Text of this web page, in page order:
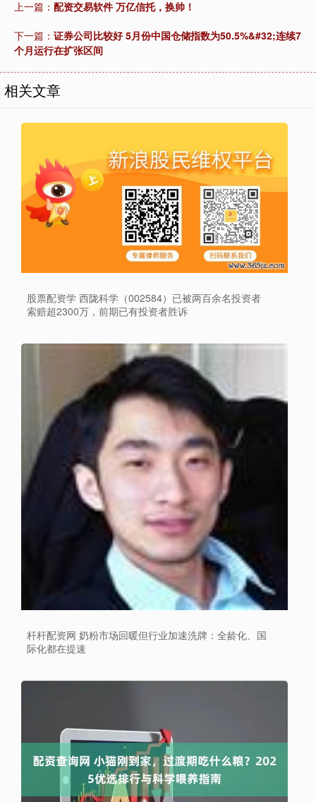
上一篇： 配资交易软件 万亿信托，换帅！
下一篇： 证券公司比较好 5月份中国仓储指数为50.5%&#32;连续7
个月运行在扩张区间
相关文章
股票配资学 西陇科学（002584）已被两百余名投资者
索赔超2300万，前期已有投资者胜诉
杆杆配资网 奶粉市场回暖但行业加速洗牌：全龄化、国
际化都在提速